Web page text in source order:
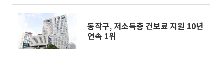
동작구, 저소득층 건보료 지원 10년
연속 1위